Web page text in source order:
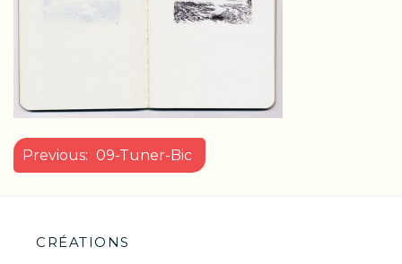
NAVIGATION
DE
Previous: 09-Tuner-Bic
CRÉATIONS